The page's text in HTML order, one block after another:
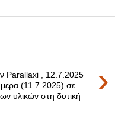
›
Parallaxi , 12.7.2025
(11.7.2025) σε
υλικών στη δυτική